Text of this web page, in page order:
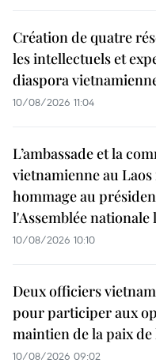
Création de quatre
les intellectuels et
diaspora
10/08/2026 11:04
L’ambassade et la
vietnamienne au
hommage au
l'Assemblée nationale
10/08/2026 10:10
Deux officiers
pour participer aux
maintien de la paix de
10/08/2026 09:02